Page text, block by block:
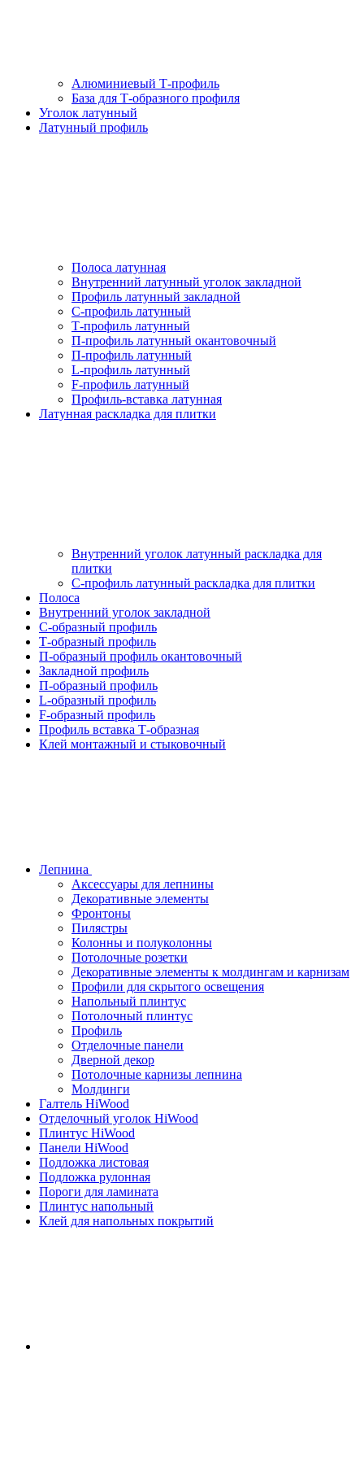
Алюминиевый Т-профиль
База для Т-образного профиля
Уголок латунный
Латунный профиль
Полоса латунная
Внутренний латунный уголок закладной
Профиль латунный закладной
С-профиль латунный
Т-профиль латунный
П-профиль латунный окантовочный
П-профиль латунный
L-профиль латунный
F-профиль латунный
Профиль-вставка латунная
Латунная раскладка для плитки
Внутренний уголок латунный раскладка для
плитки
С-профиль латунный раскладка для плитки
Полоса
Внутренний уголок закладной
С-образный профиль
Т-образный профиль
П-образный профиль окантовочный
Закладной профиль
П-образный профиль
L-образный профиль
F-образный профиль
Профиль вставка Т-образная
Клей монтажный и стыковочный
Лепнина
Аксессуары для лепнины
Декоративные элементы
Фронтоны
Пилястры
Колонны и полуколонны
Потолочные розетки
Декоративные элементы к молдингам и карнизам
Профили для скрытого освещения
Напольный плинтус
Потолочный плинтус
Профиль
Отделочные панели
Дверной декор
Потолочные карнизы лепнина
Молдинги
Галтель HiWood
Отделочный уголок HiWood
Плинтус HiWood
Панели HiWood
Подложка листовая
Подложка рулонная
Пороги для ламината
Плинтус напольный
Клей для напольных покрытий